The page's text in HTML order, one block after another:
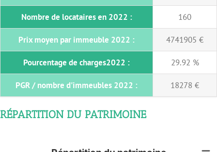
Nombre de locataires en 2022 : 160
Prix moyen par immeuble 2022 : 4741905 €
Pourcentage de charges2022 : 29.92 %
PGR / nombre d'immeubles 2022 : 18278 €
RÉPARTITION DU PATRIMOINE